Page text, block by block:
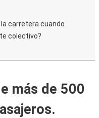
carretera cuando
colectivo?
más de 500